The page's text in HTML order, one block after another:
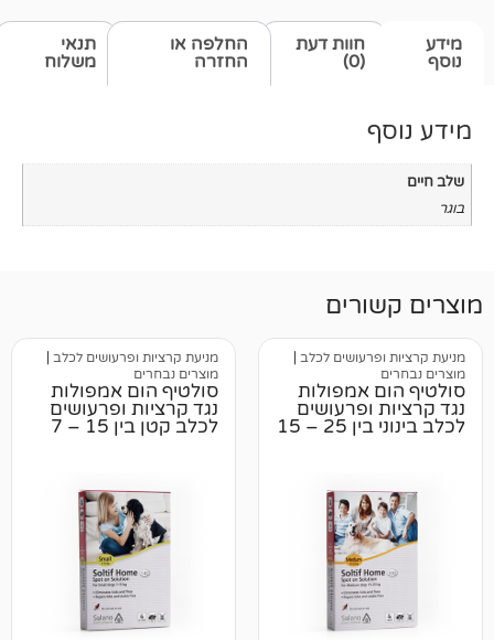
תנאי
משלוח
חוות דעת
החלפה או
החזרה
לכלב|
אמפולות
לכלב בינוני בין 25 – 15
מניעת קרציות ופרעושים לכלב|
סולטיף הום אמפולות
נגד קרציות ופרעושים
לכלב קטן בין 15 – 7